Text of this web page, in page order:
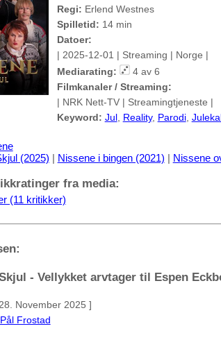
Regi: Erlend Westnes
Spilletid: 14 min
Datoer:
| 2025-12-01 | Streaming | Norge |
Mediarating:
4 av 6
Filmkanaler / Streaming:
| NRK Nett-TV | Streamingtjeneste |
Keyword: Jul, Reality, Parodi,
(2025) | Nissene i bingen (2021) | Nissene
fra media:
(11 kritikker)
- Vellykket arvtager til Espen
November 2025 ]
Pål Frostad